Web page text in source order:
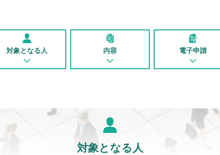
対象となる人 内容 電子申請
対象となる人